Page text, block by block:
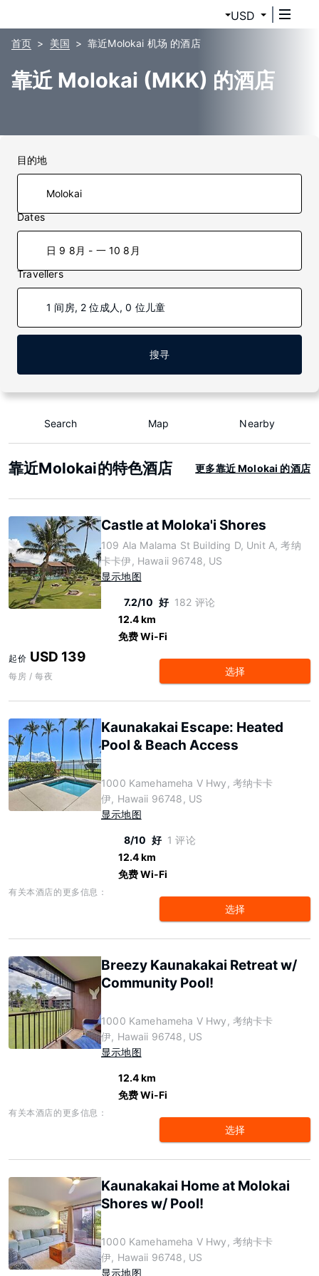
USD
首页 美国 靠近Molokai 机场 的酒店
靠近 Molokai (MKK) 的酒店
目的地
Dates
日 9 8月 - 一 10 8月
Travellers
1 间房, 2 位成人, 0 位儿童
搜寻
Search Map Nearby
靠近Molokai的特色酒店 更多靠近 Molokai 的酒店
Castle at Moloka'i Shores
109 Ala Malama St Building D, Unit A, 考纳
卡卡伊, Hawaii 96748, US
显示地图
7.2/10 好 182 评论
12.4 km
免费 Wi-Fi
起价 USD 139
每房 / 每夜 选择
Kaunakakai Escape: Heated
Pool & Beach Access
1000 Kamehameha V Hwy, 考纳卡卡
伊, Hawaii 96748, US
显示地图
8/10 好 1 评论
12.4 km
免费 Wi-Fi
有关本酒店的更多信息：
选择
Breezy Kaunakakai Retreat w/
Community Pool!
1000 Kamehameha V Hwy, 考纳卡卡
伊, Hawaii 96748, US
显示地图
12.4 km
免费 Wi-Fi
有关本酒店的更多信息：
选择
Kaunakakai Home at Molokai
Shores w/ Pool!
1000 Kamehameha V Hwy, 考纳卡卡
伊, Hawaii 96748, US
显示地图